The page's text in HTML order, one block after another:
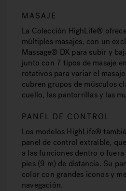
MASAJE
La Colección HighLife®
múltiples masajes, con un
Massage® DX para subir y
junto con 7 tipos de masaje
rotativos para variar el
cubren grupos de músculos
cuello, las pantorrillas y las
PANEL DE CONTROL
Los modelos HighLife®
panel de control extraíble,
a las funciones dentro o
pies (9 m) de distancia. Su
color con grandes iconos y
navegación.